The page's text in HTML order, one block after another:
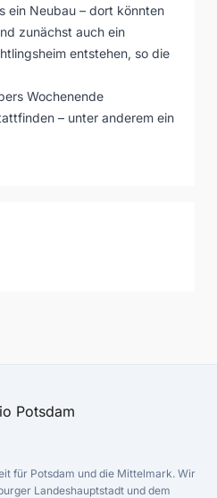
ein Neubau – dort könnten
zunächst auch ein
entstehen, so die
Wochenende
– unter anderem ein
für Potsdam und die Mittelmark. Wir
Landeshauptstadt und dem